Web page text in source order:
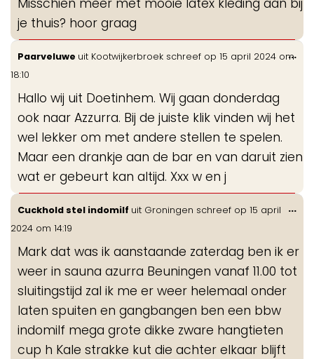
je thuis? hoor graag
Paarveluwe uit Kootwijkerbroek schreef op 15 april 2024 om
18:10
Hallo wij uit Doetinhem. Wij gaan donderdag
ook naar Azzurra. Bij de juiste klik vinden wij het
wel lekker om met andere stellen te spelen.
Maar een drankje aan de bar en van daruit zien
wat er gebeurt kan altijd. Xxx w en j
...
Cuckhold stel indomilf uit Groningen schreef op 15 april
2024 om 14:19
Mark dat was ik aanstaande zaterdag ben ik er
weer in sauna azurra Beuningen vanaf 11.00 tot
sluitingstijd zal ik me er weer helemaal onder
laten spuiten en gangbangen ben een bbw
indomilf mega grote dikke zware hangtieten
cup h Kale strakke kut die achter elkaar blijft
...